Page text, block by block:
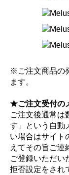
※ご注文商品の
ます。
★ご注文受付の
ご注文後通常は
す」という自動
い場合はサイト
えてその旨ご連
ご登録いただい
拒否設定をされ